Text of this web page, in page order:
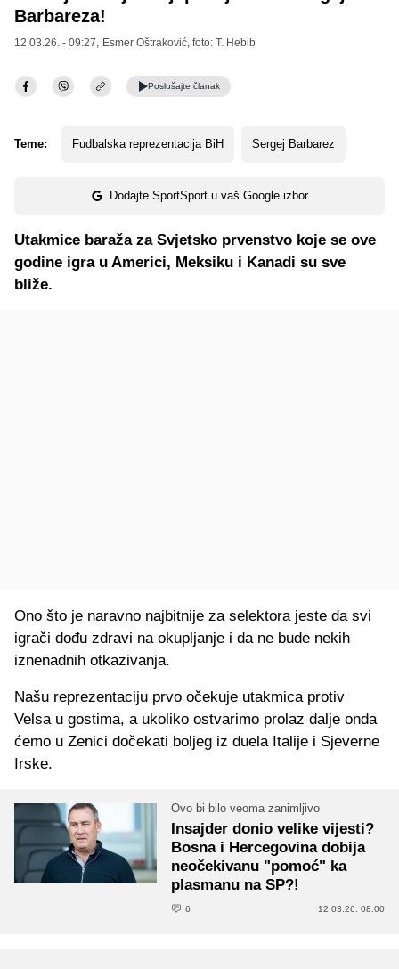
Barbareza!
12.03.26. - 09:27, Esmer Oštraković , foto: T. Hebib
Poslušajte članak
Teme: Fudbalska reprezentacija BiH Sergej Barbarez
Dodajte SportSport u vaš Google izbor
Utakmice baraža za Svjetsko prvenstvo koje se ove
godine igra u Americi, Meksiku i Kanadi su sve
bliže.
Ono što je naravno najbitnije za selektora jeste da svi
igrači dođu zdravi na okupljanje i da ne bude nekih
iznenadnih otkazivanja.
Našu reprezentaciju prvo očekuje utakmica protiv
Velsa u gostima, a ukoliko ostvarimo prolaz dalje onda
ćemo u Zenici dočekati boljeg iz duela Italije i Sjeverne
Irske.
Ovo bi bilo veoma zanimljivo
Insajder donio velike vijesti?
Bosna i Hercegovina dobija
neočekivanu "pomoć" ka
plasmanu na SP?!
6 12.03.26. 08:00